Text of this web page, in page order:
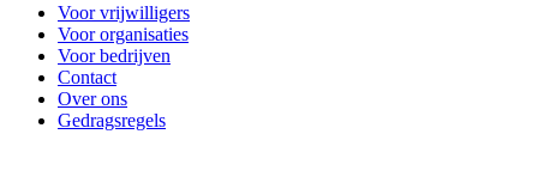
Voor vrijwilligers
Voor organisaties
Voor bedrijven
Contact
Over ons
Gedragsregels